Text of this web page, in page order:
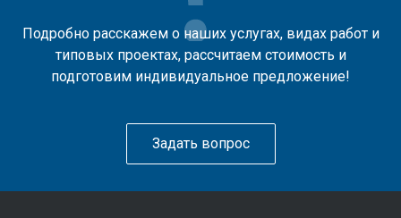
Подробно расскажем о наших услугах, видах работ и
типовых проектах, рассчитаем стоимость и
подготовим индивидуальное предложение!
Задать вопрос